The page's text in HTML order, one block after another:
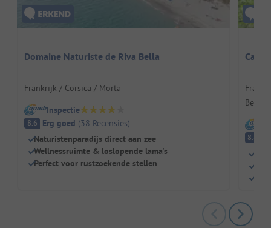
Domaine Naturiste de Riva Bella
Frankrijk / Corsica / Morta
Inspectie
8.6 Erg goed (38 Recensies)
Naturistenparadijs direct aan zee
Wellnessruimte & loslopende lama's
Perfect voor rustzoekende stellen
8.8